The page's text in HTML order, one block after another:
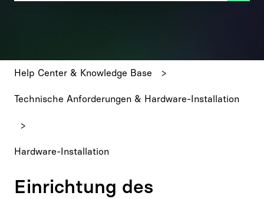
Help Center & Knowledge Base
Technische Anforderungen & Hardware-Installation
Hardware-Installation
Einrichtung des